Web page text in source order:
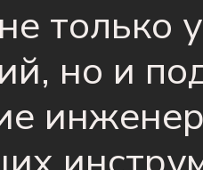
только
но и